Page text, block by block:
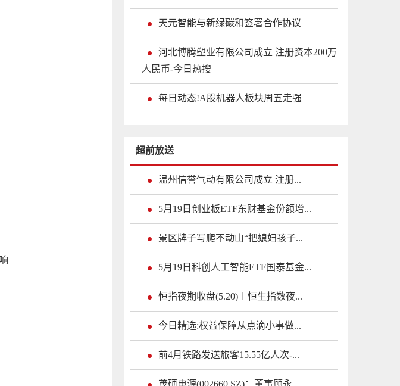
天元智能与新绿碳和签署合作协议
河北博腾塑业有限公司成立 注册资本200万
人民币-今日热搜
每日动态!A股机器人板块周五走强
超前放送
温州信誉气动有限公司成立 注册...
5月19日创业板ETF东财基金份额增...
景区牌子写爬不动山“把媳妇孩子...
5月19日科创人工智能ETF国泰基金...
恒指夜期收盘(5.20)︱恒生指数夜...
今日精选:权益保障从点滴小事做...
前4月铁路发送旅客15.55亿人次-...